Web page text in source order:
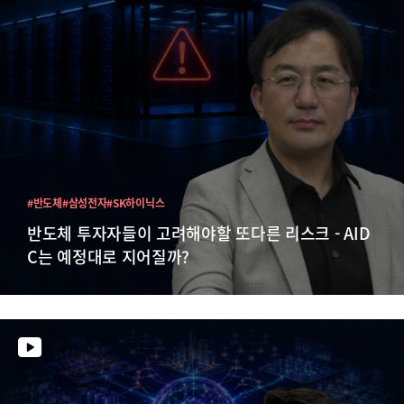
반도체 투자자들이 고려해야할 또다른 리스크 - AID
C는 예정대로 지어질까?
#반도체#삼성전자#SK하이닉스